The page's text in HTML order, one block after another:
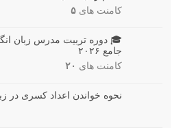
کامنت های ۵
🎓 دوره تربیت مدرس زبان
جامع ۲۰۲۶
کامنت های ۲۰
نحوه خواندن اعداد کسری در